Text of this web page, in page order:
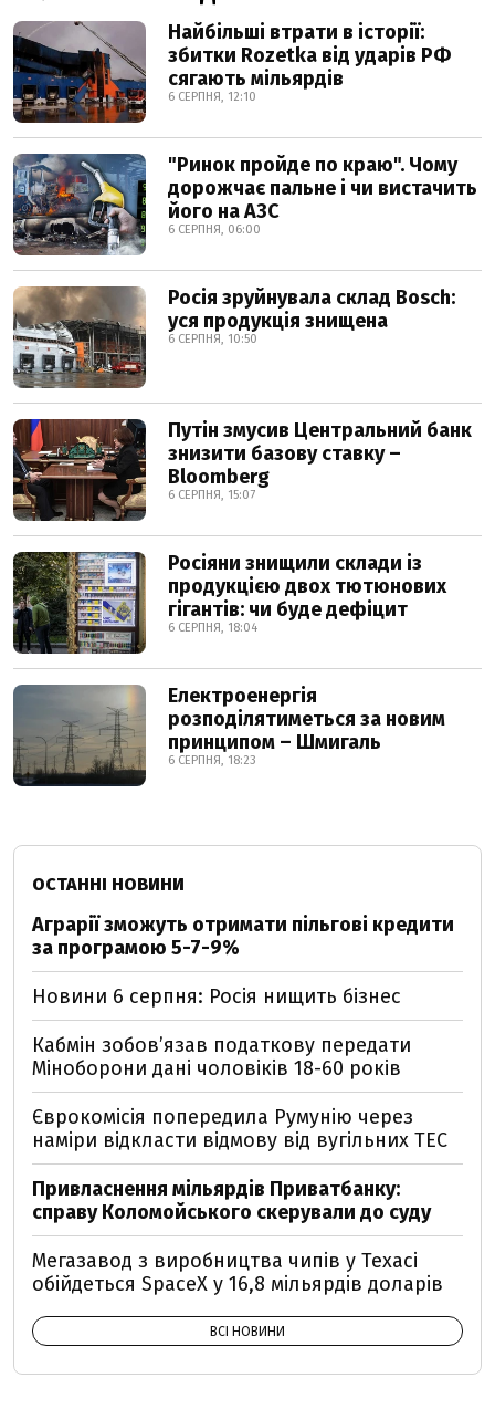
Найбільші втрати в історії:
збитки Rozetka від ударів РФ
сягають мільярдів
6 СЕРПНЯ, 12:10
"Ринок пройде по краю". Чому
дорожчає пальне і чи вистачить
його на АЗС
6 СЕРПНЯ, 06:00
Росія зруйнувала склад Bosch:
уся продукція знищена
6 СЕРПНЯ, 10:50
Путін змусив Центральний банк
знизити базову ставку –
Bloomberg
6 СЕРПНЯ, 15:07
Росіяни знищили склади із
продукцією двох тютюнових
гігантів: чи буде дефіцит
6 СЕРПНЯ, 18:04
Електроенергія
розподілятиметься за новим
принципом – Шмигаль
6 СЕРПНЯ, 18:23
ОСТАННІ НОВИНИ
Аграрії зможуть отримати пільгові кредити
за програмою 5-7-9%
Новини 6 серпня: Росія нищить бізнес
Кабмін зобовʼязав податкову передати
Міноборони дані чоловіків 18-60 років
Єврокомісія попередила Румунію через
наміри відкласти відмову від вугільних ТЕС
Привласнення мільярдів Приватбанку:
справу Коломойського скерували до суду
Мегазавод з виробництва чипів у Техасі
обійдеться SpaceX у 16,8 мільярдів доларів
ВСІ НОВИНИ